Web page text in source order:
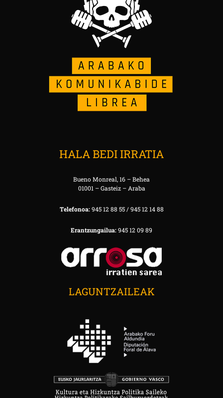
HALA BEDI IRRATIA
Bueno Monreal, 16 – Behea
01001 – Gasteiz – Araba
Telefonoa:945 12 88 55 / 945 12 14 88
Erantzungailua:945 12 09 89
LAGUNTZAILEAK